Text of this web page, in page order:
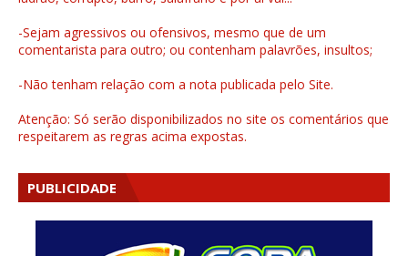
-Sejam agressivos ou ofensivos, mesmo que de um
comentarista para outro; ou contenham palavrões, insultos;
-Não tenham relação com a nota publicada pelo Site.
Atenção: Só serão disponibilizados no site os comentários que
respeitarem as regras acima expostas.
PUBLICIDADE